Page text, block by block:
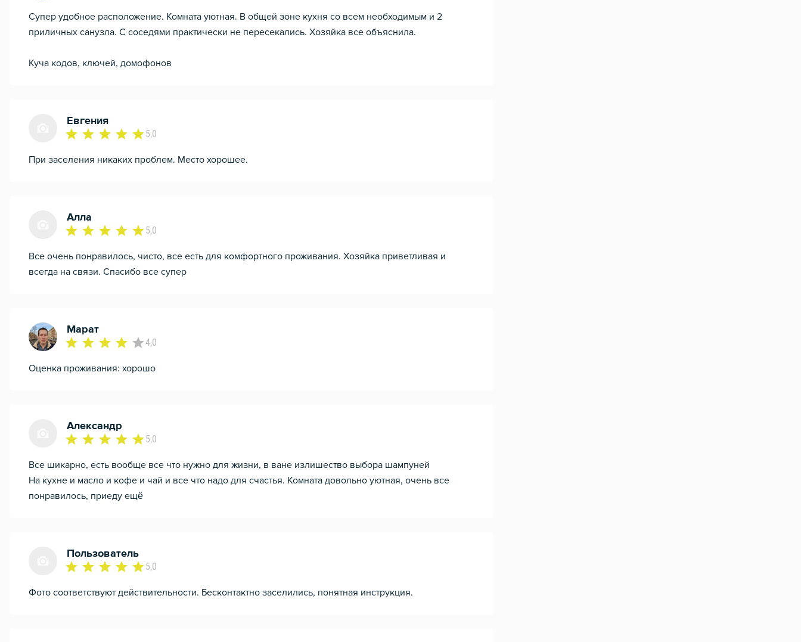
Супер удобное расположение. Комната уютная. В общей зоне кухня со всем необходимым и 2
приличных санузла. С соседями практически не пересекались. Хозяйка все объяснила.
Куча кодов, ключей, домофонов
Евгения
5,0
При заселения никаких проблем. Место хорошее.
Алла
5,0
Все очень понравилось, чисто, все есть для комфортного проживания. Хозяйка приветливая и
всегда на связи. Спасибо все супер
Марат
4,0
Оценка проживания: хорошо
Александр
5,0
Все шикарно, есть вообще все что нужно для жизни, в ване излишество выбора шампуней
На кухне и масло и кофе и чай и все что надо для счастья. Комната довольно уютная, очень все
понравилось, приеду ещё
Пользователь
5,0
Фото соответствуют действительности. Бесконтактно заселились, понятная инструкция.